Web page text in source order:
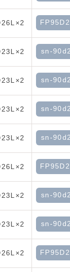
sn-
sn-
sn-
sn-
sn-
sn-